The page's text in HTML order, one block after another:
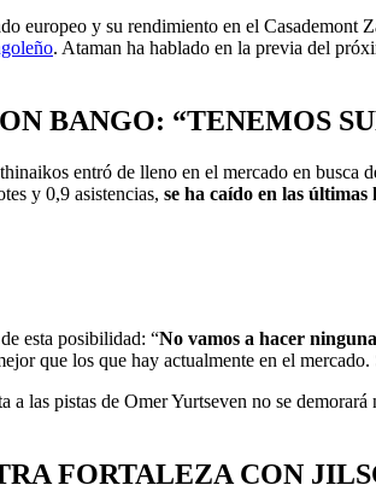
europeo y su rendimiento en el
. Ataman ha hablado en la previa del
BANGO: “TENEMOS
entró de lleno en el mercado en
y 0,9 asistencias, se ha caído en las
esta posibilidad: “No vamos a hacer
que los que hay actualmente en el mercado.
las pistas de Omer Yurtseven no se
FORTALEZA CON